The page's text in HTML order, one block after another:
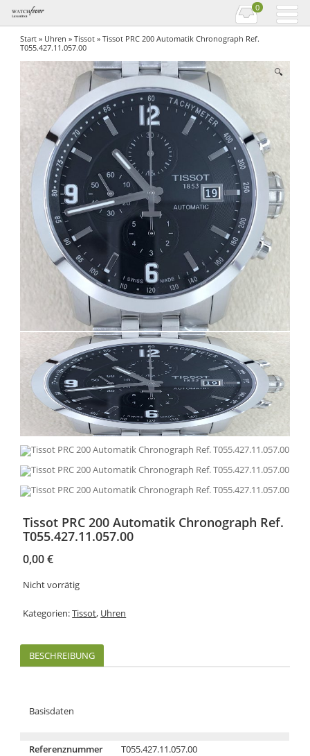
0
Start » Uhren »Tissot » Tissot PRC 200 Automatik Chronograph Ref.
T055.427.11.057.00
🔍
Tissot PRC 200 Automatik Chronograph Ref.
T055.427.11.057.00
0,00€
Nicht vorrätig
Kategorien:Tissot, Uhren
BESCHREIBUNG
Basisdaten
Referenznummer
T055.427.11.057.00